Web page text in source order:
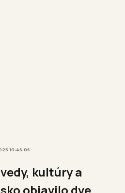
10:46:06
kultúry a
objavilo dve